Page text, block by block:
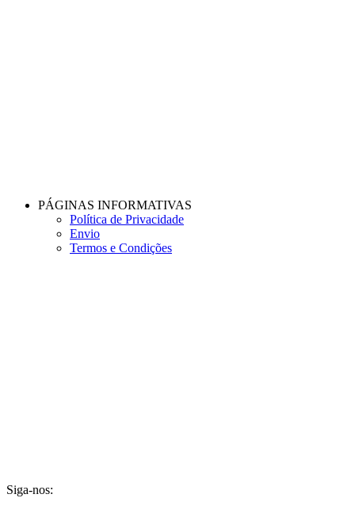
PÁGINAS INFORMATIVAS
Política de Privacidade
Envio
Termos e Condições
Siga-nos: